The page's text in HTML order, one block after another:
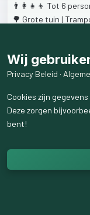
👨‍👩‍👧‍👦 Tot 6
🌳 Grote tuin |
Evenweguit de
deruimetuinof
gemakken is
rustige
👨‍👩‍👧‍👦Tot6
Wij
Privacy Beleid ·
Cookies zijn
Deze zorgen
bent!